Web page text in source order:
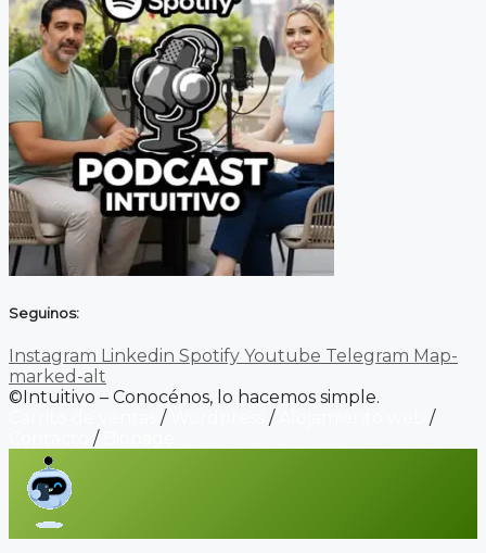
Seguinos:
Instagram Linkedin Spotify Youtube Telegram Map-
marked-alt
©Intuitivo – Conocénos, lo hacemos simple.
/ /
/
/